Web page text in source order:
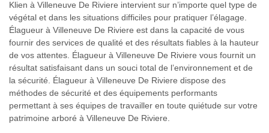
Klien à Villeneuve De Riviere intervient sur n’importe quel type de
végétal et dans les situations difficiles pour pratiquer l’élagage.
Élagueur à Villeneuve De Riviere est dans la capacité de vous
fournir des services de qualité et des résultats fiables à la hauteur
de vos attentes. Élagueur à Villeneuve De Riviere vous fournit un
résultat satisfaisant dans un souci total de l’environnement et de
la sécurité. Élagueur à Villeneuve De Riviere dispose des
méthodes de sécurité et des équipements performants
permettant à ses équipes de travailler en toute quiétude sur votre
patrimoine arboré à Villeneuve De Riviere.